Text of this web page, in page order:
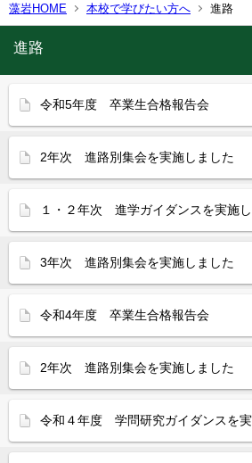
藻岩HOME 本校で学びたい方へ 進路
進路
令和5年度 卒業生合格報告会
2年次 進路別集会を実施しました
１・２年次 進学ガイダンスを実施
3年次 進路別集会を実施しました
令和4年度 卒業生合格報告会
2年次 進路別集会を実施しました
令和４年度 学問研究ガイダンスを